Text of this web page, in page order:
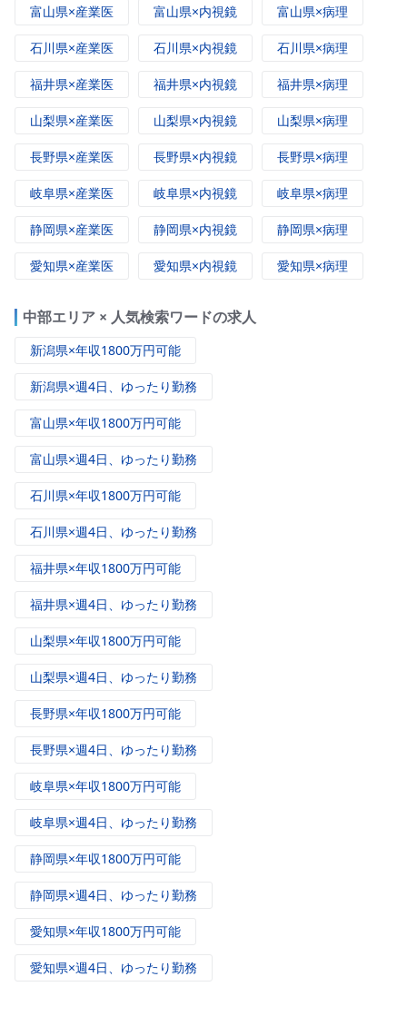
富山県×産業医 富山県×内視鏡 富山県×病理
石川県×産業医 石川県×内視鏡 石川県×病理
福井県×産業医 福井県×内視鏡 福井県×病理
山梨県×産業医 山梨県×内視鏡 山梨県×病理
長野県×産業医 長野県×内視鏡 長野県×病理
岐阜県×産業医 岐阜県×内視鏡 岐阜県×病理
静岡県×産業医 静岡県×内視鏡 静岡県×病理
愛知県×産業医 愛知県×内視鏡 愛知県×病理
中部エリア × 人気検索ワードの求人
新潟県×年収1800万円可能
新潟県×週4日、ゆったり勤務
富山県×年収1800万円可能
富山県×週4日、ゆったり勤務
石川県×年収1800万円可能
石川県×週4日、ゆったり勤務
福井県×年収1800万円可能
福井県×週4日、ゆったり勤務
山梨県×年収1800万円可能
山梨県×週4日、ゆったり勤務
長野県×年収1800万円可能
長野県×週4日、ゆったり勤務
岐阜県×年収1800万円可能
岐阜県×週4日、ゆったり勤務
静岡県×年収1800万円可能
静岡県×週4日、ゆったり勤務
愛知県×年収1800万円可能
愛知県×週4日、ゆったり勤務